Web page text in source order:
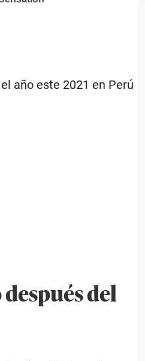
año este 2021 en Perú
del